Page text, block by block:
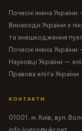
Почесні імена
Винаходи України з
та знешкодження
Почесні імена
Науковці України —
Правова еліта України
КОНТАКТИ
01001, м. Київ, вул.